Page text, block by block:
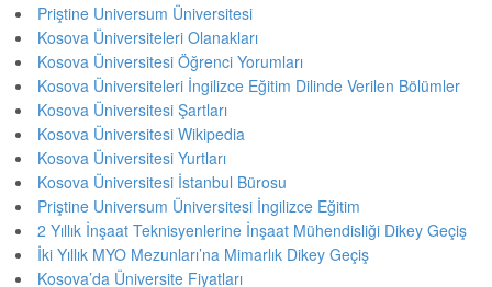
Priştine Universum Üniversitesi
Kosova Üniversiteleri Olanakları
Kosova Üniversitesi Öğrenci Yorumları
Kosova Üniversiteleri İngilizce Eğitim Dilinde Verilen Bölümler
Kosova Üniversitesi Şartları
Kosova Üniversitesi Wikipedia
Kosova Üniversitesi Yurtları
Kosova Üniversitesi İstanbul Bürosu
Priştine Universum Üniversitesi İngilizce Eğitim
2 Yıllık İnşaat Teknisyenlerine İnşaat Mühendisliği Dikey Geçiş
İki Yıllık MYO Mezunları’na Mimarlık Dikey Geçiş
Kosova’da Üniversite Fiyatları